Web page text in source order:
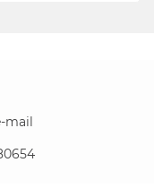
mail